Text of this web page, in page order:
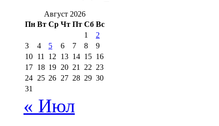
Август 2026
Пн Вт Ср Чт Пт Сб Вс
1
2
3
4 5 6 7 8
9
10 11 12 13 14 15 16
17 18 19 20 21 22 23
24 25 26 27 28 29 30
31
« Июл